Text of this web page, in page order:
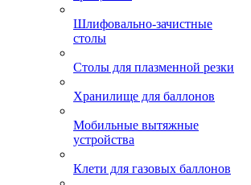
Шлифовально-зачистные
столы
Столы для плазменной резки
Хранилище для баллонов
Мобильные вытяжные
устройства
Клети для газовых баллонов